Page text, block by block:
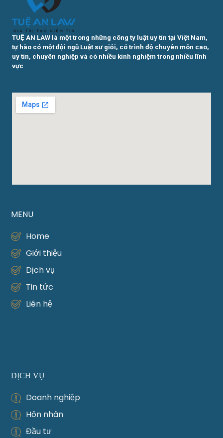
TUỆ AN LAW là một trong những công ty luật uy tín tại Việt Nam,
tự hào có một đội ngũ Luật sư giỏi, có trình độ chuyên môn cao,
uy tín, chuyên nghiệp và có nhiều kinh nghiệm trong nhiều lĩnh
vực
MENU
Home
Giới thiệu
Dịch vụ
Tin tức
Liên hệ
DỊCH VỤ
Doanh nghiệp
Hôn nhân
Đầu tư